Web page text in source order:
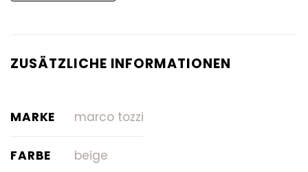
ZUSÄTZLICHE INFORMATIONEN
MARKE marco tozzi
FARBE beige